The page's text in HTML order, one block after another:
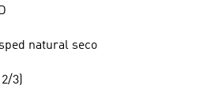
natural seco
3)